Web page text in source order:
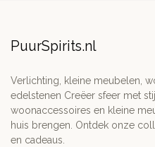
PuurSpirits.nl
Verlichting, kleine meubelen,
edelstenen Creëer sfeer met
woonaccessoires en kleine
huis brengen. Ontdek onze
en cadeaus.